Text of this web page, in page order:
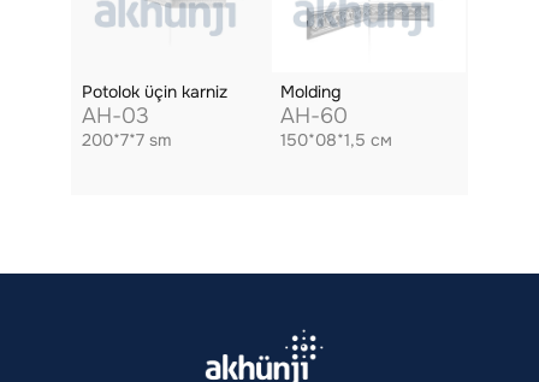
Potolok üçin karniz
AH-03
200*7*7 sm
Molding
AH-60
150*08*1,5 см